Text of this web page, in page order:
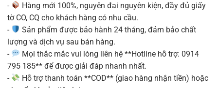
-
Hàng mới 100%, nguyên đai nguyên kiện, đầy đủ giấy
tờ CO, CQ cho khách hàng có nhu cầu.
-
Sản phẩm được bảo hành 24 tháng, đảm bảo chất
lượng và dịch vụ sau bán hàng.
-
Mọi thắc mắc vui lòng liên hệ **Hotline hỗ trợ: 0914
795 185** để được giải đáp nhanh nhất.
-
Hỗ trợ thanh toán **COD** (giao hàng nhận tiền) hoặc